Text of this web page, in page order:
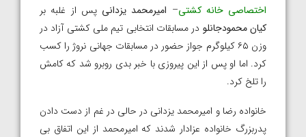
اختصاصی خانه کشتی– امیرمحمد یزدانی پس از غلبه بر
کیان محمودجانلو در مسابقات انتخابی تیم ملی کشتی آزاد در
وزن ۶۵ کیلوگرم جواز حضور در مسابقات جهانی نروژ را کسب
کرد. اما او پس از این پیروزی با خبر بدی روبرو شد که کامش
را تلخ کرد.
خانواده رضا و امیرمحمد یزدانی در حالی در غم از دست دادن
پدربزرگ خانواده عزادار شدند که امیرمحمد از این اتفاق بی